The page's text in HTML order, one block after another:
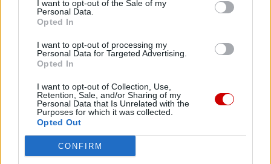
I want to opt-out of the Sale of my
Personal Data.
Opted In
I want to opt-out of processing my
Personal Data for Targeted Advertising.
Opted In
I want to opt-out of Collection, Use,
Retention, Sale, and/or Sharing of my
Personal Data that Is Unrelated with the
Purposes for which it was collected.
Opted Out
CONFIRM
06 sierpnia 2026 | 20:44
06 sierpnia 2026 | 20:19
Biskupi Meksyku: stulecie Cristiady to czas łaski
06 sierpnia 2026 | 18:32
Kard. Parolin w Meksyku: modlitwa, obecność i świadectwo
drogą do pokoju
06 sierpnia 2026 | 18:28
Fundacja Małych Stópek tworzy sieć „Szkół Pełnych Życia”